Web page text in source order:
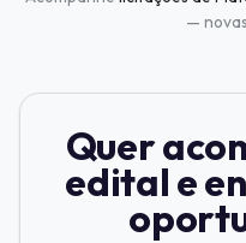
—
Quer
edital e